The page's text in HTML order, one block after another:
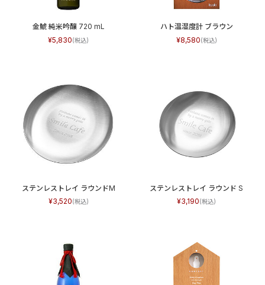
金鯱 純米吟醸 720 mL
5,830
ハト温湿度計 ブラウン
8,580
ステンレストレイ ラウンドM
3,520
ステンレストレイ ラウンド S
3,190